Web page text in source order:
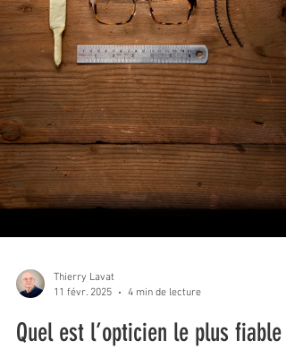
Thierry Lavat
11 févr. 2025
4 min de lecture
Quel est l’opticien le plus fiable à